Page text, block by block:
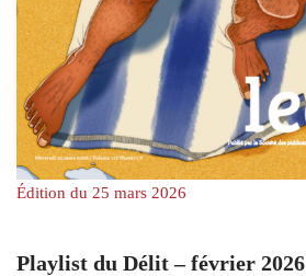
Édition du 25 mars 2026
Playlist du Délit – février 2026